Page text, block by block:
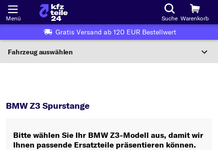
Menü Suche Warenkorb
Gratis Versand ab 120 EUR Bestellwert
Fahrzeug auswählen
Wo finde ich die?
Oder
BMW Z3 Spurstange
Bitte wählen Sie Ihr BMW Z3-Modell aus, damit wir
Ihnen passende Ersatzteile präsentieren können.